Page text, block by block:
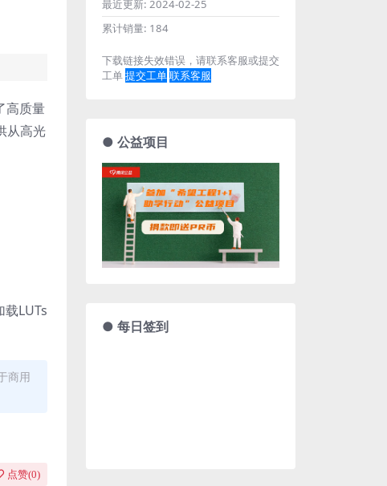
高质量
从高光
LUTs
商用
点赞(0)
最近更新: 2024-02-25
累计销量: 184
下载链接失效错误，请联系客服或提交
工单提交工单联系客服
● 公益项目
● 每日签到